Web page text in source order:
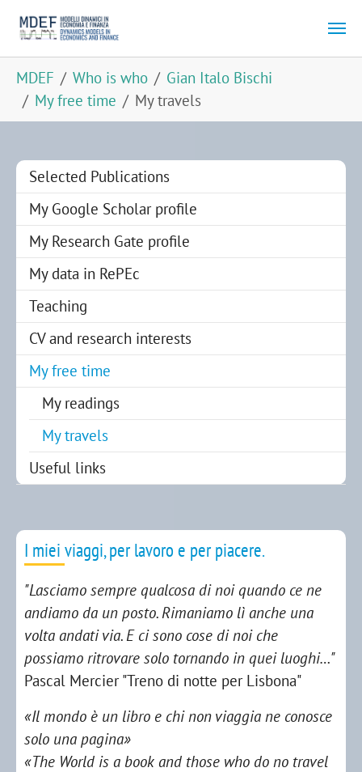
You are here:
MDEF Who is who
Gian Italo Bischi
My free time
My travels
Selected Publications
My Google Scholar profile
My Research Gate profile
My data in RePEc
Teaching
CV and research interests
My free time
My readings
My travels
Useful links
I miei viaggi, per lavoro e per piacere.
"Lasciamo sempre qualcosa di noi quando ce ne
andiamo da un posto. Rimaniamo lì anche una
volta andati via. E ci sono cose di noi che
possiamo ritrovare solo tornando in quei luoghi…"
Pascal Mercier "Treno di notte per Lisbona"
«Il mondo è un libro e chi non viaggia ne conosce
solo una pagina»
«The World is a book and those who do no travel